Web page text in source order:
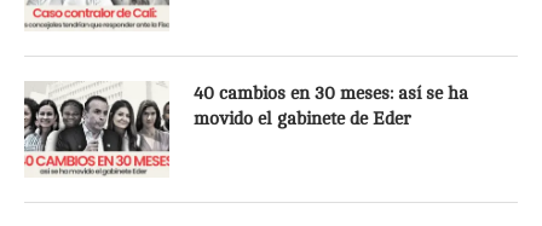
40 cambios en 30 meses: así se ha
movido el gabinete de Eder